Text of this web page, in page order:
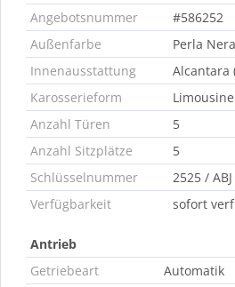
Angebotsnummer
#586252
Außenfarbe
Perla
Innenausstattung
Alcantara
Karosserieform
Limousine
Anzahl Türen
5
Anzahl Sitzplätze
5
Schlüsselnummer
2525 / ABJ
Verfügbarkeit
sofort
Antrieb
Getriebeart
Automatik